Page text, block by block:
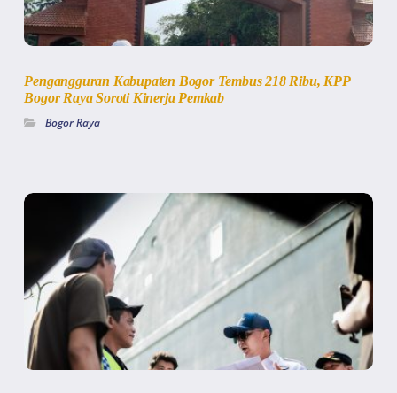
Pengangguran Kabupaten Bogor Tembus 218 Ribu, KPP
Bogor Raya Soroti Kinerja Pemkab
Bogor Raya